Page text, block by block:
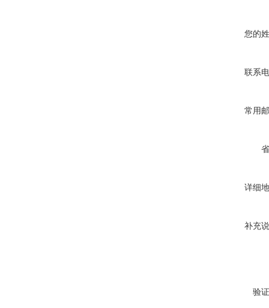
您的
联系
常用
详细
补充
验